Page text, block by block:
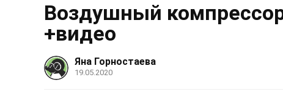
Воздушный
+видео
Яна Горностаева
19.05.2020